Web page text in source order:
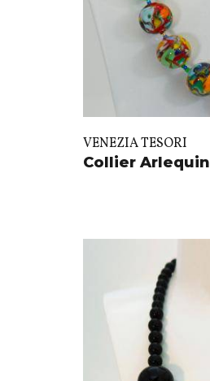
VENEZIA TESORI
Collier Arlequin